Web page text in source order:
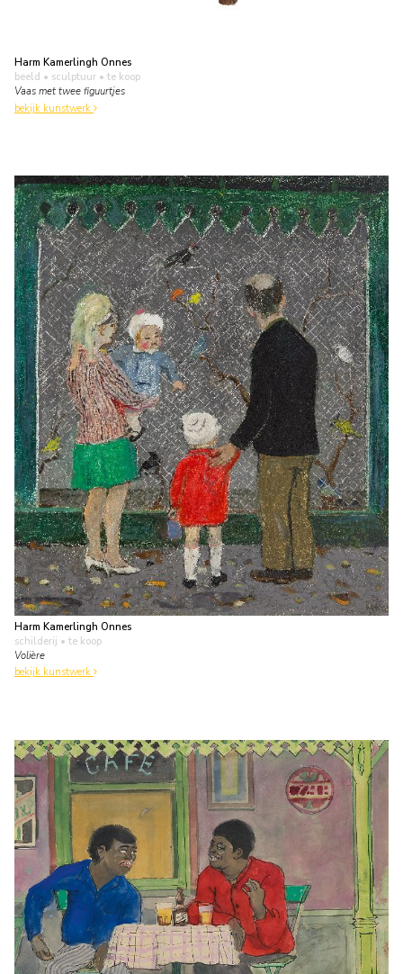
Harm Kamerlingh Onnes
beeld • sculptuur • te koop
Vaas met twee figuurtjes
bekijk kunstwerk
Harm Kamerlingh Onnes
schilderij • te koop
Volière
bekijk kunstwerk